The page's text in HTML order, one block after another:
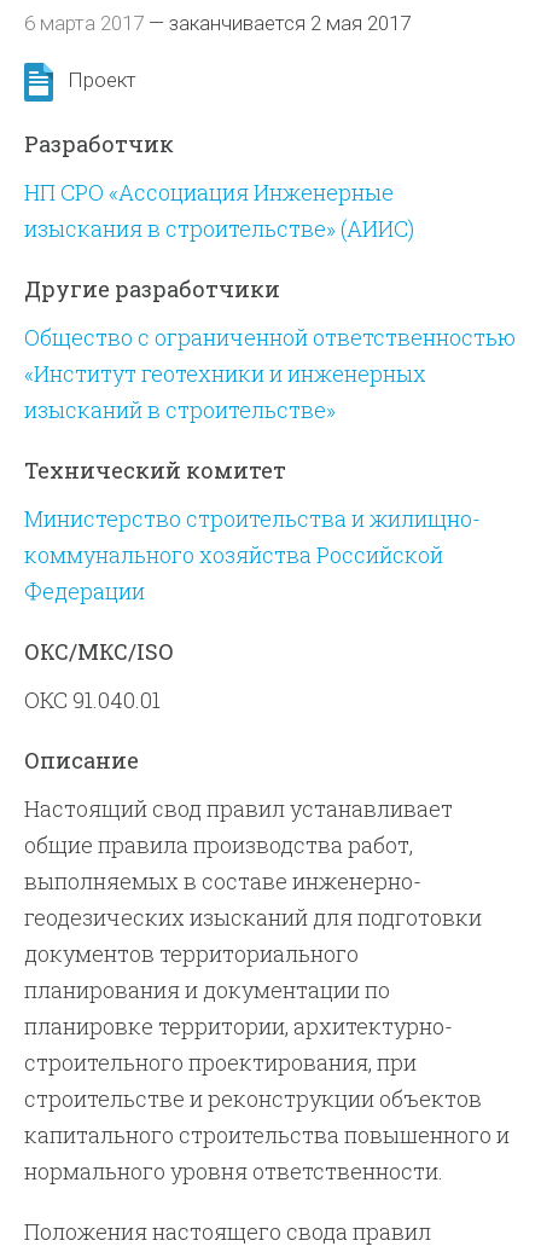
6 марта 2017 —заканчивается 2 мая 2017
Проект
Разработчик
НП СРО «Ассоциация Инженерные
изыскания в строительстве» (АИИС)
Другие разработчики
Общество с ограниченной ответственностью
«Институт геотехники и инженерных
изысканий в строительстве»
Технический комитет
Министерство строительства и жилищно-
коммунального хозяйства Российской
Федерации
ОКС/МКС/ISO
ОКС 91.040.01
Описание
Настоящий свод правил устанавливает
общие правила производства работ,
выполняемых в составе инженерно-
геодезических изысканий для подготовки
документов территориального
планирования и документации по
планировке территории, архитектурно-
строительного проектирования, при
строительстве и реконструкции объектов
капитального строительства повышенного и
нормального уровня ответственности.
Положения настоящего свода правил